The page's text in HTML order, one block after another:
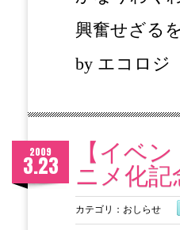
興奮せざる
by エコロジ
【イベ
ニメ化
2009
3.23
カテゴリ： おしらせ